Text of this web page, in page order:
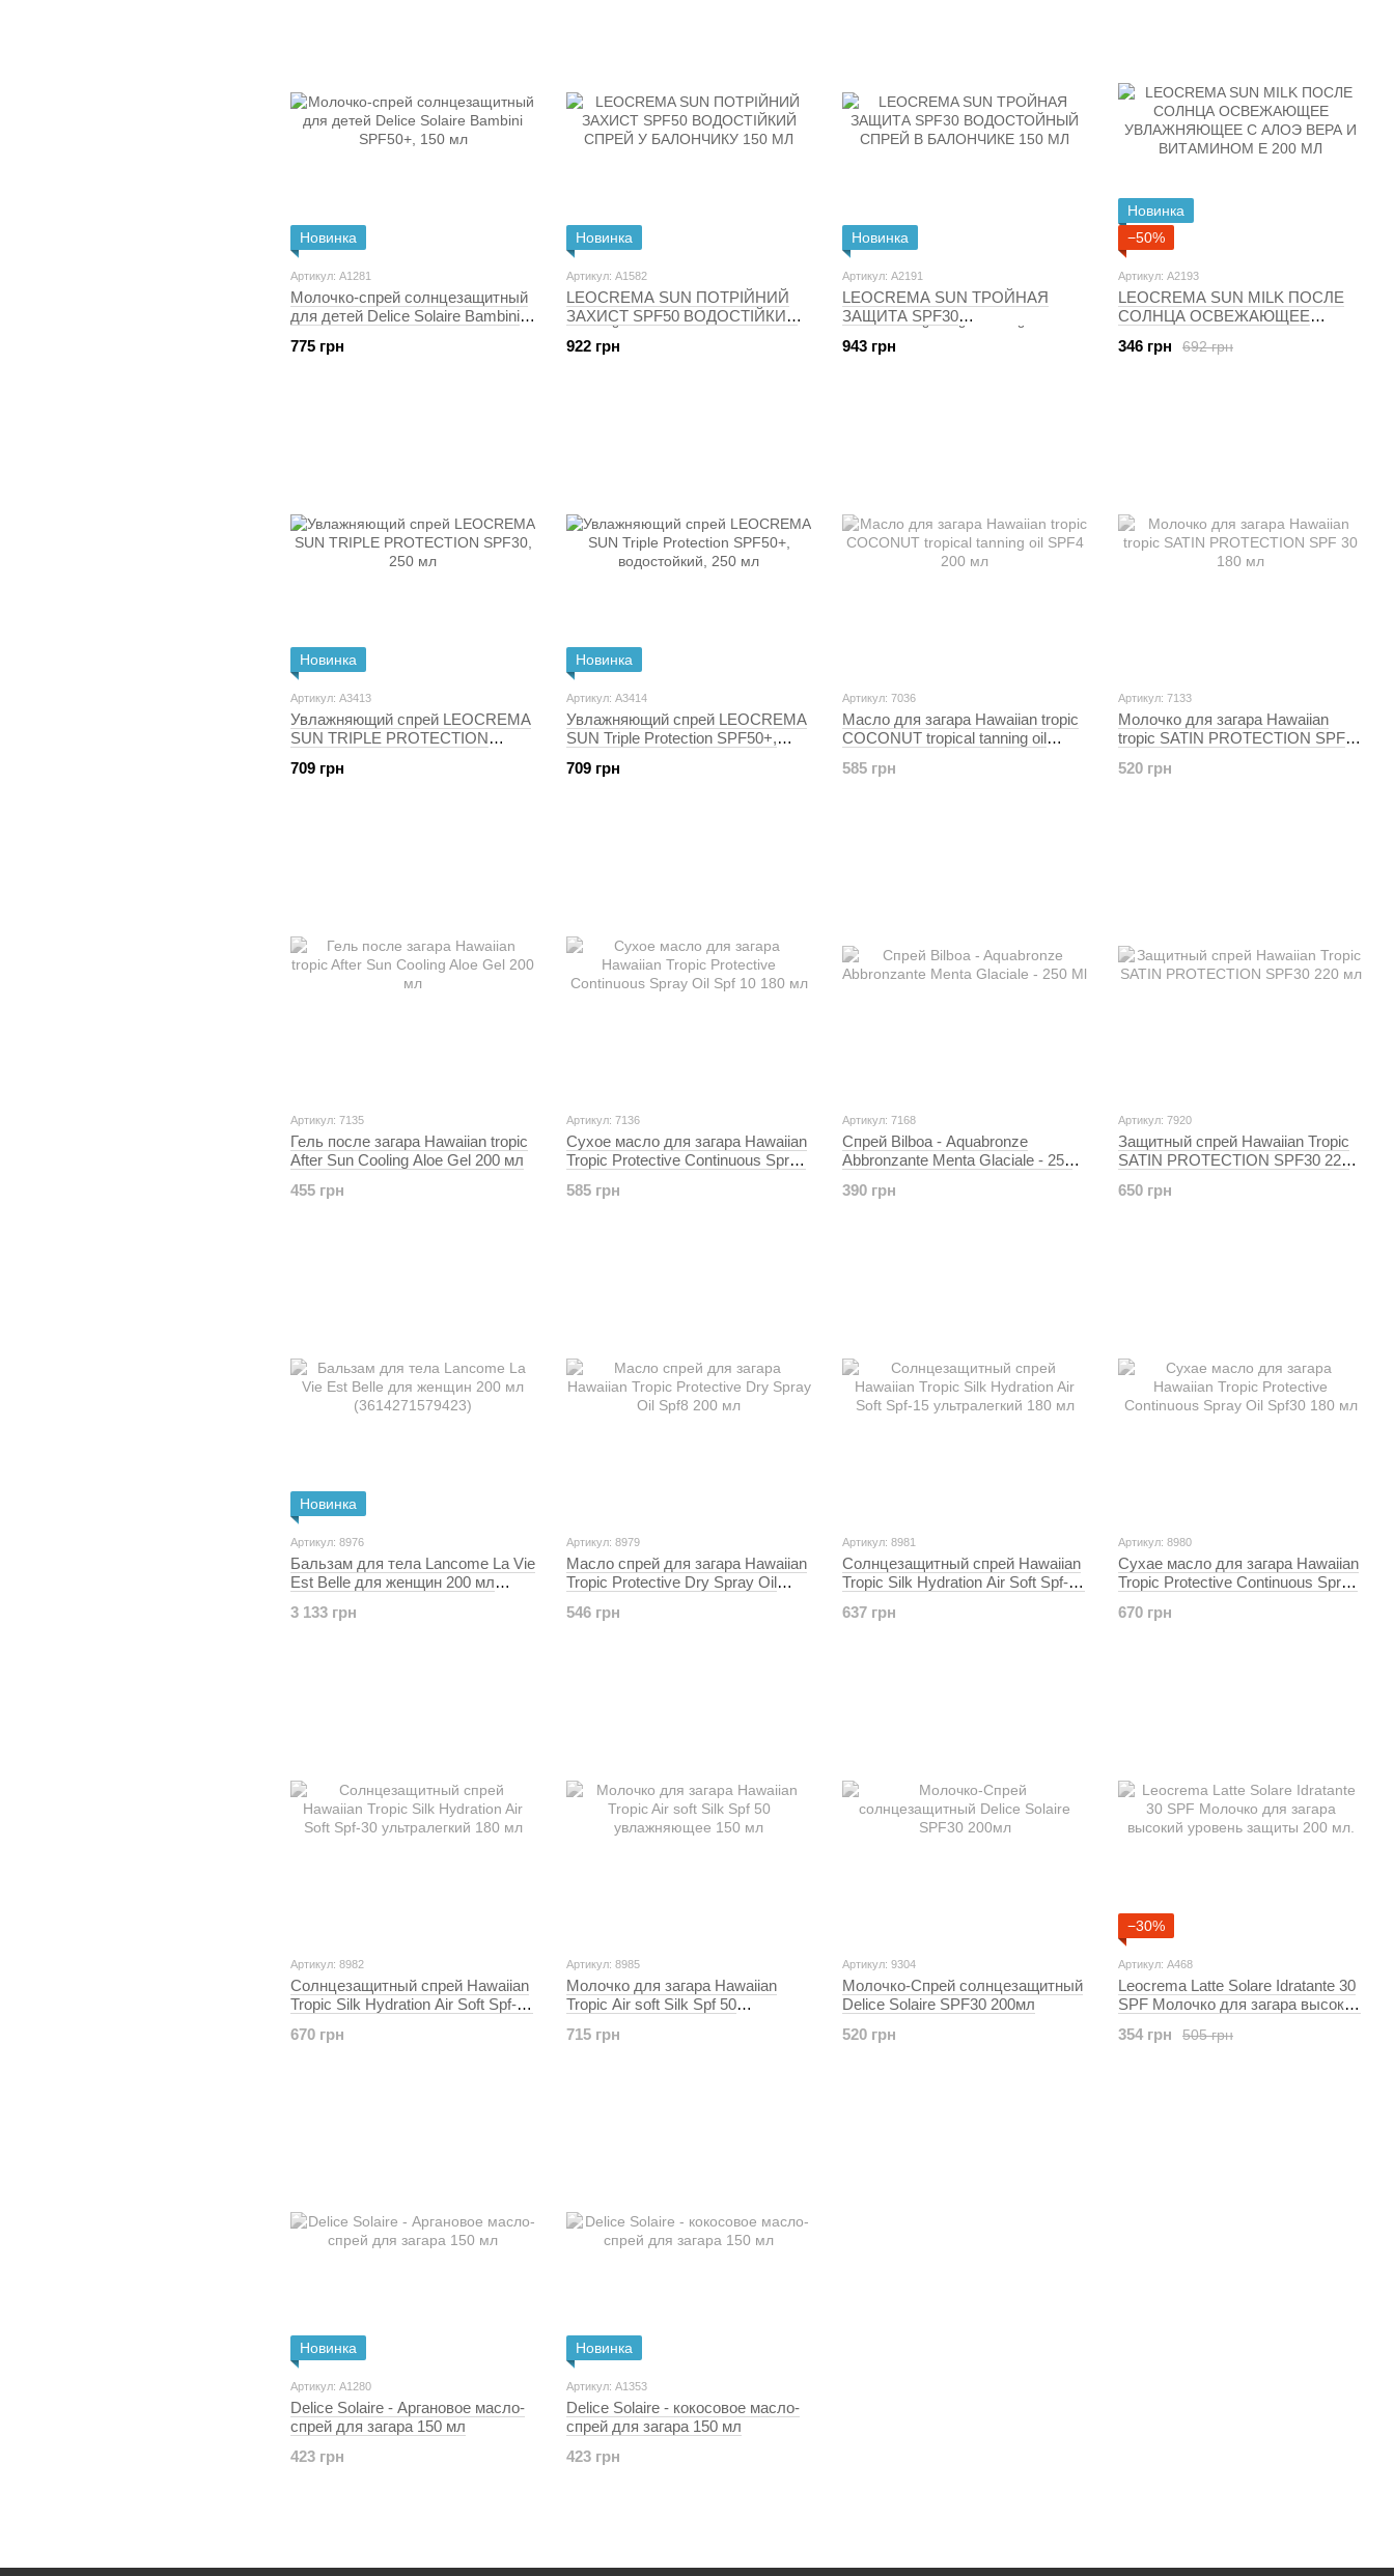
Новинка
Артикул: A1281
Молочко-спрей солнцезащитный
для детей Delice Solaire Bambini
775 грн
Новинка
Артикул: A1582
LEOCREMA SUN ПОТРІЙНИЙ
ЗАХИСТ SPF50 ВОДОСТІЙКИЙ
922 грн
Новинка
Артикул: A2191
LEOCREMA SUN ТРОЙНАЯ
ЗАЩИТА SPF30
БАЛОНЧИКЕ 150 МЛ
943 грн
Новинка
−50%
Артикул: A2193
LEOCREMA SUN MILK ПОСЛЕ
СОЛНЦА ОСВЕЖАЮЩЕЕ
И ВИТАМИНОМ Е 200 МЛ
692 грн
346 грн
Новинка
Артикул: A3413
Увлажняющий спрей LEOCREMA
SUN TRIPLE PROTECTION
709 грн
Новинка
Артикул: A3414
Увлажняющий спрей LEOCREMA
SUN Triple Protection SPF50+,
709 грн
Артикул: 7036
Масло для загара Hawaiian tropic
COCONUT tropical tanning oil
585 грн
Артикул: 7133
Молочко для загара Hawaiian
tropic SATIN PROTECTION SPF
520 грн
Артикул: 7135
Гель после загара Hawaiian tropic
After Sun Cooling Aloe Gel 200 мл
455 грн
Артикул: 7136
Сухое масло для загара Hawaiian
Tropic Protective Continuous Spray
585 грн
Артикул: 7168
Спрей Bilboa - Aquabronze
Abbronzante Menta Glaciale - 250
390 грн
Артикул: 7920
Защитный спрей Hawaiian Tropic
SATIN PROTECTION SPF30 220
650 грн
Новинка
Артикул: 8976
Бальзам для тела Lancome La Vie
Est Belle для женщин 200 мл
3 133 грн
Артикул: 8979
Масло спрей для загара Hawaiian
Tropic Protective Dry Spray Oil
546 грн
Артикул: 8981
Cолнцезащитный спрей Hawaiian
Tropic Silk Hydration Air Soft Spf-15
637 грн
Артикул: 8980
Сухае масло для загара Hawaiian
Tropic Protective Continuous Spray
670 грн
Артикул: 8982
Cолнцезащитный спрей Hawaiian
Tropic Silk Hydration Air Soft Spf-30
670 грн
Артикул: 8985
Молочко для загара Hawaiian
Tropic Air soft Silk Spf 50
715 грн
Артикул: 9304
Молочко-Спрей солнцезащитный
Delice Solaire SPF30 200мл
520 грн
−30%
Артикул: A468
Leocrema Latte Solare Idratante 30
SPF Молочко для загара высокий
505 грн
354 грн
Новинка
Артикул: A1280
Delice Solaire - Аргановое масло-
спрей для загара 150 мл
423 грн
Новинка
Артикул: A1353
Delice Solaire - кокосовое масло-
спрей для загара 150 мл
423 грн